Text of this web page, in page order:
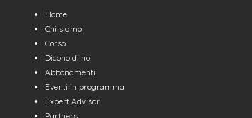
Home
Chi siamo
Corso
Dicono di noi
Abbonamenti
Eventi in programma
Expert Advisor
Partners